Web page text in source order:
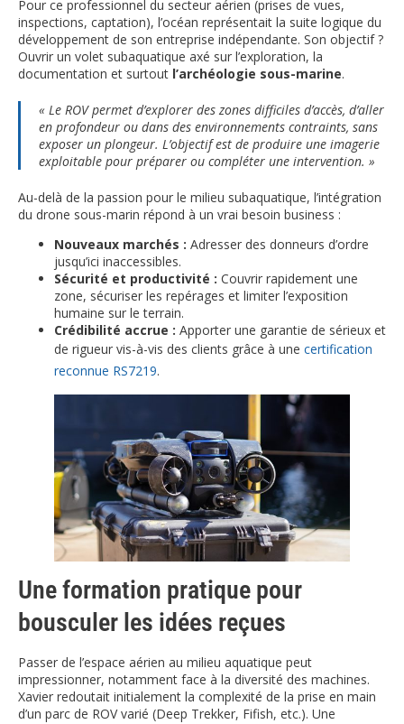
Pour ce professionnel du secteur aérien (prises de vues,
inspections, captation), l’océan représentait la suite logique du
développement de son entreprise indépendante. Son objectif ?
Ouvrir un volet subaquatique axé sur l’exploration, la
documentation et surtout l’archéologie sous-marine.
« Le ROV permet d’explorer des zones difficiles d’accès, d’aller
en profondeur ou dans des environnements contraints, sans
exposer un plongeur. L’objectif est de produire une imagerie
exploitable pour préparer ou compléter une intervention. »
Au-delà de la passion pour le milieu subaquatique, l’intégration
du drone sous-marin répond à un vrai besoin business :
Nouveaux marchés : Adresser des donneurs d’ordre
jusqu’ici inaccessibles.
Sécurité et productivité : Couvrir rapidement une
zone, sécuriser les repérages et limiter l’exposition
humaine sur le terrain.
Crédibilité accrue : Apporter une garantie de sérieux et
de rigueur vis-à-vis des clients grâce à une certification
reconnue RS7219.
Une formation pratique pour
bousculer les idées reçues
Passer de l’espace aérien au milieu aquatique peut
impressionner, notamment face à la diversité des machines.
Xavier redoutait initialement la complexité de la prise en main
d’un parc de ROV varié (Deep Trekker, Fifish, etc.). Une